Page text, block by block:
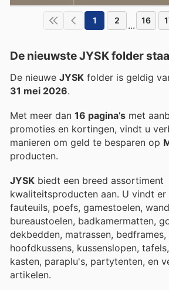
1 2 ... 16
De nieuwste JYSK folder
De nieuwe JYSK folder is geldig
31 mei 2026.
Met meer dan 16 pagina’s met
promoties en kortingen, vindt u
manieren om geld te besparen op
producten.
JYSK biedt een breed assortiment
kwaliteitsproducten aan. U vindt
fauteuils, poefs, gamestoelen,
bureaustoelen, badkamermatten,
dekbedden, matrassen,
hoofdkussens, kussenslopen,
kasten, paraplu's, partytenten, en
artikelen.